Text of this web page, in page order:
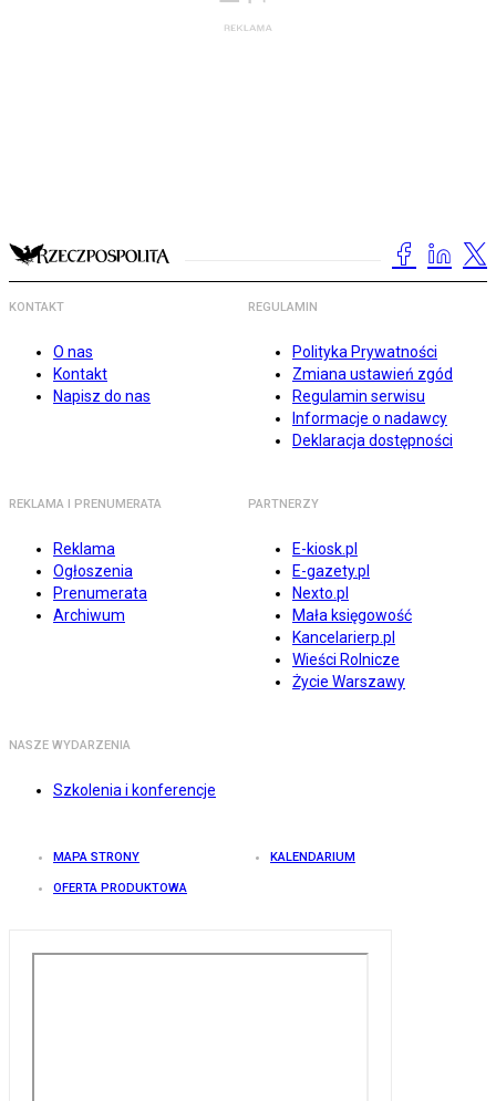
KONTAKT
O nas
Kontakt
Napisz do nas
REGULAMIN
Polityka Prywatności
Zmiana ustawień zgód
Regulamin serwisu
Informacje o nadawcy
Deklaracja dostępności
REKLAMA I PRENUMERATA
Reklama
Ogłoszenia
Prenumerata
Archiwum
PARTNERZY
E-kiosk.pl
E-gazety.pl
Nexto.pl
Mała księgowość
Kancelarierp.pl
Wieści Rolnicze
Życie Warszawy
NASZE WYDARZENIA
Szkolenia i konferencje
MAPA STRONY KALENDARIUM
OFERTA PRODUKTOWA